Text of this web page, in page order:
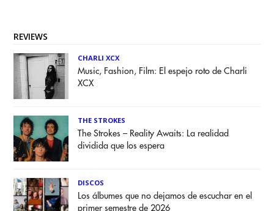
REVIEWS
CHARLI XCX
Music, Fashion, Film: El espejo roto de Charli
XCX
THE STROKES
The Strokes – Reality Awaits: La realidad
dividida que los espera
DISCOS
Los álbumes que no dejamos de escuchar en el
primer semestre de 2026